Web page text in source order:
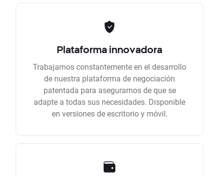
Plataforma innovadora
Trabajamos constantemente en el desarrollo
de nuestra plataforma de negociación
patentada para asegurarnos de que se
adapte a todas sus necesidades. Disponible
en versiones de escritorio y móvil.